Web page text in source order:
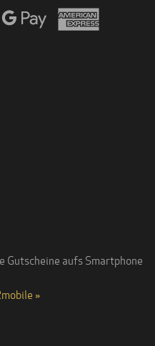
Gutscheine aufs Smartphone
»